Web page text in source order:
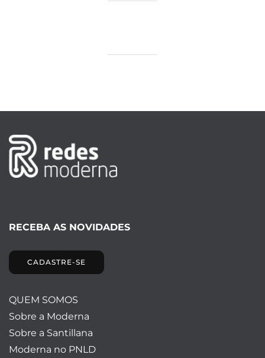
RECEBA AS NOVIDADES
CADASTRE-SE
QUEM SOMOS
Sobre a Moderna
Sobre a Santillana
Moderna no PNLD